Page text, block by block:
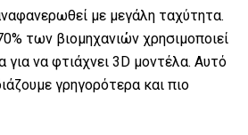
με μεγάλη ταχύτητα.
των βιομηχανιών χρησιμοποιεί
για να φτιάχνει 3D μοντέλα. Αυτό
γρηγορότερα και πιο